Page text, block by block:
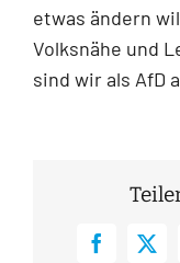
etwas ändern
Volksnähe und
sind wir als AfD
Facebook
X